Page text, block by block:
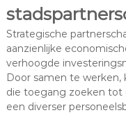
Strategische
aanzienlijke
verhoogde
Door samen te
die toegang zoeken tot
een diverser